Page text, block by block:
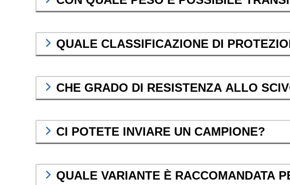
QUALE CLASSIFICAZIONE DI
CHE GRADO DI RESISTENZA ALLO
CI POTETE INVIARE UN CAMPIONE?
QUALE VARIANTE È RACCOMANDATA